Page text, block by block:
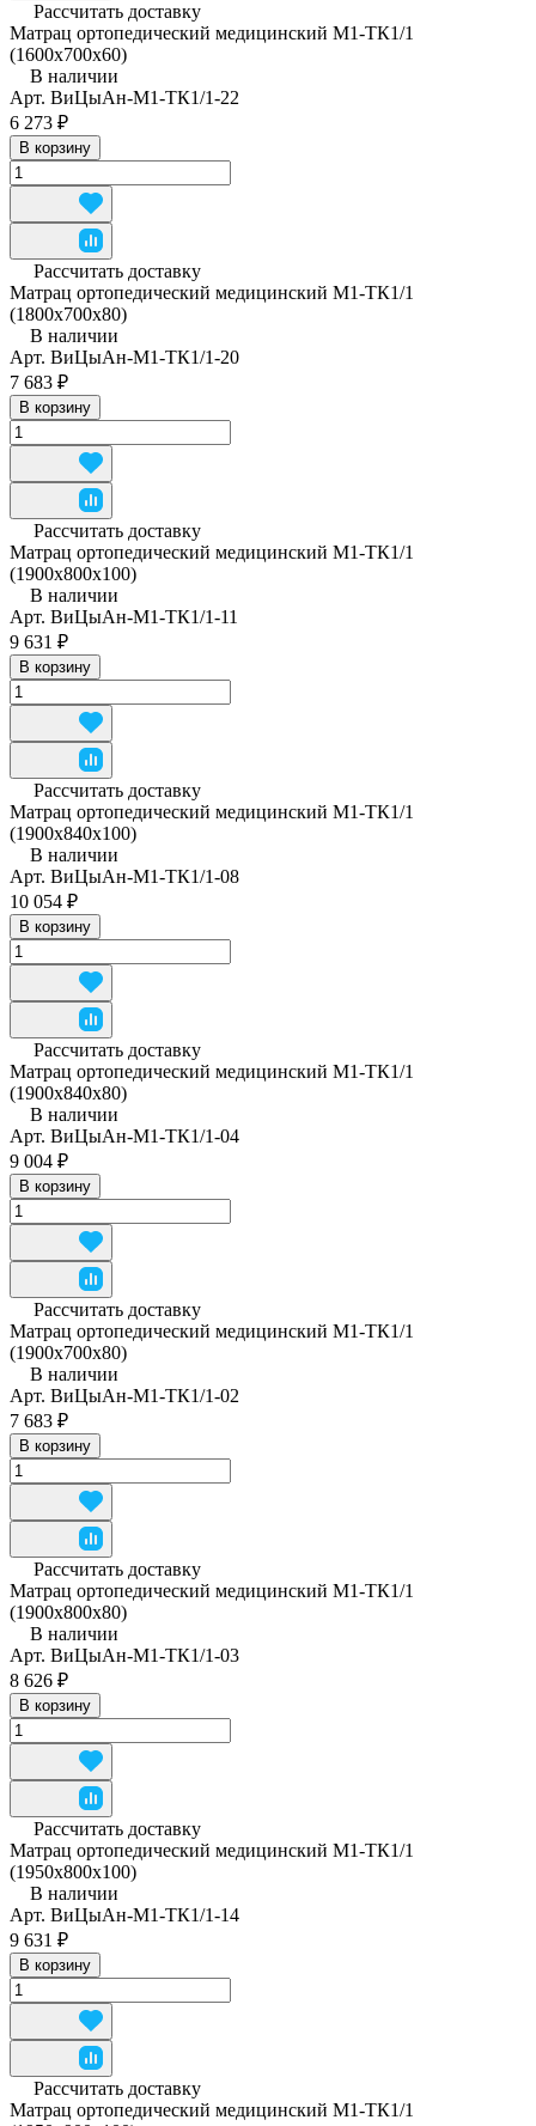
Рассчитать доставку
Матрац ортопедический медицинский М1-ТК1/1
(1600x700x60)
В наличии
Арт. ВиЦыАн-М1-ТК1/1-22
6 273 ₽
В корзину
Рассчитать доставку
Матрац ортопедический медицинский М1-ТК1/1
(1800x700x80)
В наличии
Арт. ВиЦыАн-М1-ТК1/1-20
7 683 ₽
В корзину
Рассчитать доставку
Матрац ортопедический медицинский М1-ТК1/1
(1900x800x100)
В наличии
Арт. ВиЦыАн-М1-ТК1/1-11
9 631 ₽
В корзину
Рассчитать доставку
Матрац ортопедический медицинский М1-ТК1/1
(1900x840x100)
В наличии
Арт. ВиЦыАн-М1-ТК1/1-08
10 054 ₽
В корзину
Рассчитать доставку
Матрац ортопедический медицинский М1-ТК1/1
(1900x840x80)
В наличии
Арт. ВиЦыАн-М1-ТК1/1-04
9 004 ₽
В корзину
Рассчитать доставку
Матрац ортопедический медицинский М1-ТК1/1
(1900х700х80)
В наличии
Арт. ВиЦыАн-М1-ТК1/1-02
7 683 ₽
В корзину
Рассчитать доставку
Матрац ортопедический медицинский М1-ТК1/1
(1900х800х80)
В наличии
Арт. ВиЦыАн-М1-ТК1/1-03
8 626 ₽
В корзину
Рассчитать доставку
Матрац ортопедический медицинский М1-ТК1/1
(1950x800x100)
В наличии
Арт. ВиЦыАн-М1-ТК1/1-14
9 631 ₽
В корзину
Рассчитать доставку
Матрац ортопедический медицинский М1-ТК1/1